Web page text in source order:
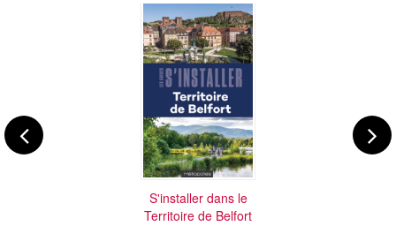
S'installer dans le
Territoire de Belfort